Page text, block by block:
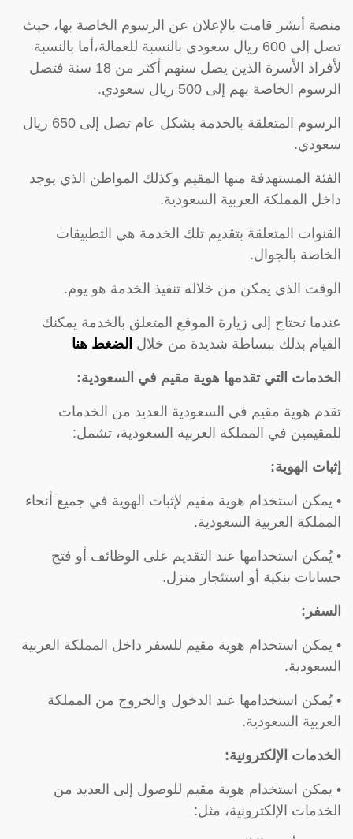
منصة أبشر قامت بالإعلان عن الرسوم الخاصة بها، حيث
تصل إلى 600 ريال سعودي بالنسبة للعمالة،أما بالنسبة
لأفراد الأسرة الذين يصل سنهم أكثر من 18 سنة فتصل
الرسوم الخاصة بهم إلى 500 ريال سعودي.
الرسوم المتعلقة بالخدمة بشكل عام تصل إلى 650 ريال
سعودي.
الفئة المستهدفة منها المقيم وكذلك المواطن الذي يوجد
داخل المملكة العربية السعودية.
القنوات المتعلقة بتقديم تلك الخدمة هي التطبيقات
الخاصة بالجوال.
الوقت الذي يمكن من خلاله تنفيذ الخدمة هو يوم.
عندما تحتاج إلى زيارة الموقع المتعلق بالخدمة يمكنك
القيام بذلك ببساطة شديدة من خلال الضغط هنا
الخدمات التي تقدمها هوية مقيم في السعودية:
تقدم هوية مقيم في السعودية العديد من الخدمات
للمقيمين في المملكة العربية السعودية، تشمل:
إثبات الهوية:
• يمكن استخدام هوية مقيم لإثبات الهوية في جميع أنحاء
المملكة العربية السعودية.
• يُمكن استخدامها عند التقديم على الوظائف أو فتح
حسابات بنكية أو استئجار منزل.
السفر:
• يمكن استخدام هوية مقيم للسفر داخل المملكة العربية
السعودية.
• يُمكن استخدامها عند الدخول والخروج من المملكة
العربية السعودية.
الخدمات الإلكترونية:
• يمكن استخدام هوية مقيم للوصول إلى العديد من
الخدمات الإلكترونية، مثل: